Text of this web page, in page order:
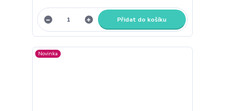
Přidat do košíku
Novinka